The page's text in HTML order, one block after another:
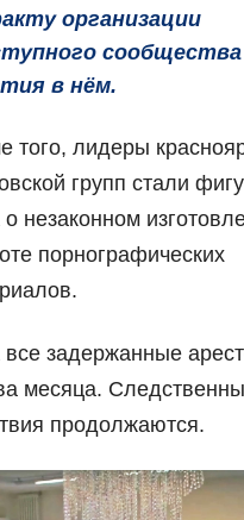
организации
в нём.
того, лидеры
групп стали
незаконном
порнографических
все задержанные
месяца.
продолжаются.